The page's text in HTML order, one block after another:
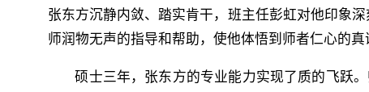
张东方沉静内敛、踏实肯干，班主任彭虹对他印象
师润物无声的指导和帮助，使他体悟到师者仁心的真
硕士三年，张东方的专业能力实现了质的飞跃